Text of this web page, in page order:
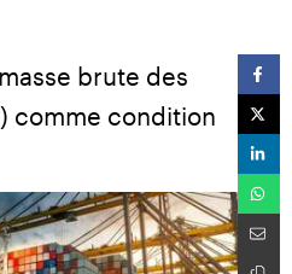
brute des
comme condition